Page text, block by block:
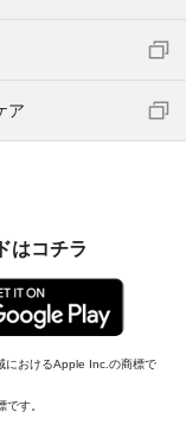
ア
はコチラ
におけるApple Inc.の商標で
す。